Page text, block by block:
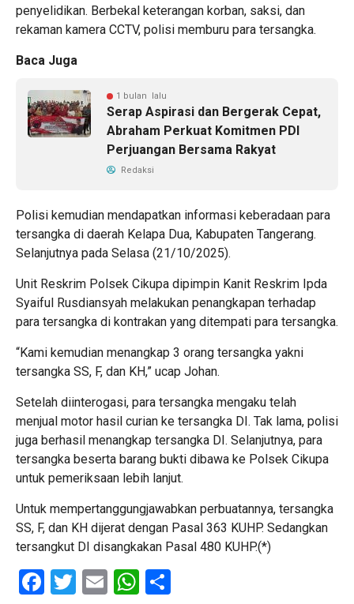
penyelidikan. Berbekal keterangan korban, saksi, dan
rekaman kamera CCTV, polisi memburu para tersangka.
Baca Juga
1 bulan lalu
Serap Aspirasi dan Bergerak Cepat,
Abraham Perkuat Komitmen PDI
Perjuangan Bersama Rakyat
Redaksi
Polisi kemudian mendapatkan informasi keberadaan para
tersangka di daerah Kelapa Dua, Kabupaten Tangerang.
Selanjutnya pada Selasa (21/10/2025).
Unit Reskrim Polsek Cikupa dipimpin Kanit Reskrim Ipda
Syaiful Rusdiansyah melakukan penangkapan terhadap
para tersangka di kontrakan yang ditempati para tersangka.
“Kami kemudian menangkap 3 orang tersangka yakni
tersangka SS, F, dan KH,” ucap Johan.
Setelah diinterogasi, para tersangka mengaku telah
menjual motor hasil curian ke tersangka DI. Tak lama, polisi
juga berhasil menangkap tersangka DI. Selanjutnya, para
tersangka beserta barang bukti dibawa ke Polsek Cikupa
untuk pemeriksaan lebih lanjut.
Untuk mempertanggungjawabkan perbuatannya, tersangka
SS, F, dan KH dijerat dengan Pasal 363 KUHP. Sedangkan
tersangkut DI disangkakan Pasal 480 KUHP.(*)
Facebook
Twitter
EmailWhatsApp